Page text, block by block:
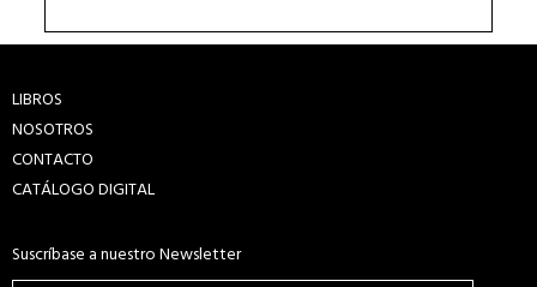
LIBROS
NOSOTROS
CONTACTO
CATÁLOGO DIGITAL
Suscríbase a nuestro Newsletter